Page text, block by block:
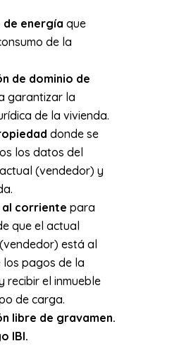
energía que
de la
de dominio de
garantizar la
de la vivienda.
donde se
los datos del
(vendedor) y
al corriente para
que el actual
está al
los pagos de la
recibir el inmueble
de carga.
libre de gravamen.
IBI.